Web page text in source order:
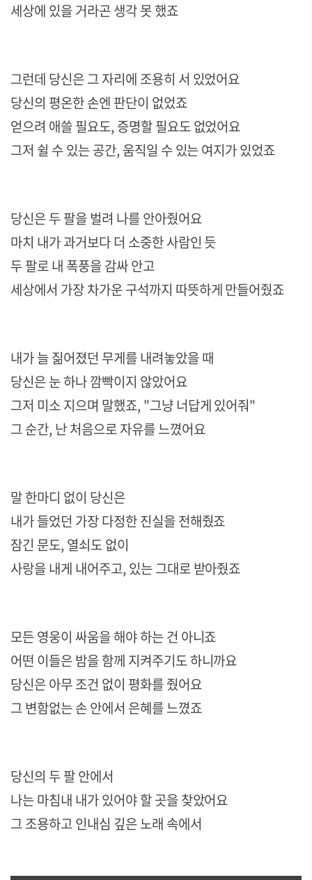
세상에 있을 거라곤 생각 못 했죠
그런데 당신은 그 자리에 조용히 서 있었어요
당신의 평온한 손엔 판단이 없었죠
얻으려 애쓸 필요도, 증명할 필요도 없었어요
그저 쉴 수 있는 공간, 움직일 수 있는 여지가 있었죠
당신은 두 팔을 벌려 나를 안아줬어요
마치 내가 과거보다 더 소중한 사람인 듯
두 팔로 내 폭풍을 감싸 안고
세상에서 가장 차가운 구석까지 따뜻하게 만들어줬죠
내가 늘 짊어졌던 무게를 내려놓았을 때
당신은 눈 하나 깜빡이지 않았어요
그저 미소 지으며 말했죠, "그냥 너답게 있어줘"
그 순간, 난 처음으로 자유를 느꼈어요
말 한마디 없이 당신은
내가 들었던 가장 다정한 진실을 전해줬죠
잠긴 문도, 열쇠도 없이
사랑을 내게 내어주고, 있는 그대로 받아줬죠
모든 영웅이 싸움을 해야 하는 건 아니죠
어떤 이들은 밤을 함께 지켜주기도 하니까요
당신은 아무 조건 없이 평화를 줬어요
그 변함없는 손 안에서 은혜를 느꼈죠
당신의 두 팔 안에서
나는 마침내 내가 있어야 할 곳을 찾았어요
그 조용하고 인내심 깊은 노래 속에서